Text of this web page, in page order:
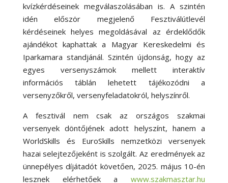
kvízkérdéseinek megválaszolásában is. A szintén
idén először megjelenő Fesztiválútlevél
kérdéseinek helyes megoldásával az érdeklődők
ajándékot kaphattak a Magyar Kereskedelmi és
Iparkamara standjánál. Szintén újdonság, hogy az
egyes versenyszámok mellett interaktív
információs táblán lehetett tájékozódni a
versenyzőkről, versenyfeladatokról, helyszínről.
A fesztivál nem csak az országos szakmai
versenyek döntőjének adott helyszínt, hanem a
WorldSkills és EuroSkills nemzetközi versenyek
hazai selejtezőjeként is szolgált. Az eredmények az
ünnepélyes díjátadót követően, 2025. május 10-én
lesznek elérhetőek awww.szakmasztar.hu